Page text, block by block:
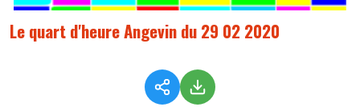
Le quart d'heure Angevin du 29 02 2020